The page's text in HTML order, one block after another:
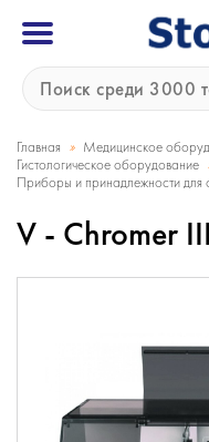
Главная » Медицинское
Гистологическое оборудование
Приборы и принадлежности для
V - Chromer III